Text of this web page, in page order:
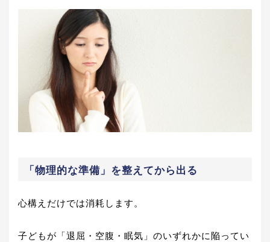
「物理的な準備」を整えてから出る
心構えだけでは消耗します。
子どもが「退屈・空腹・眠気」のいずれかに陥ってい